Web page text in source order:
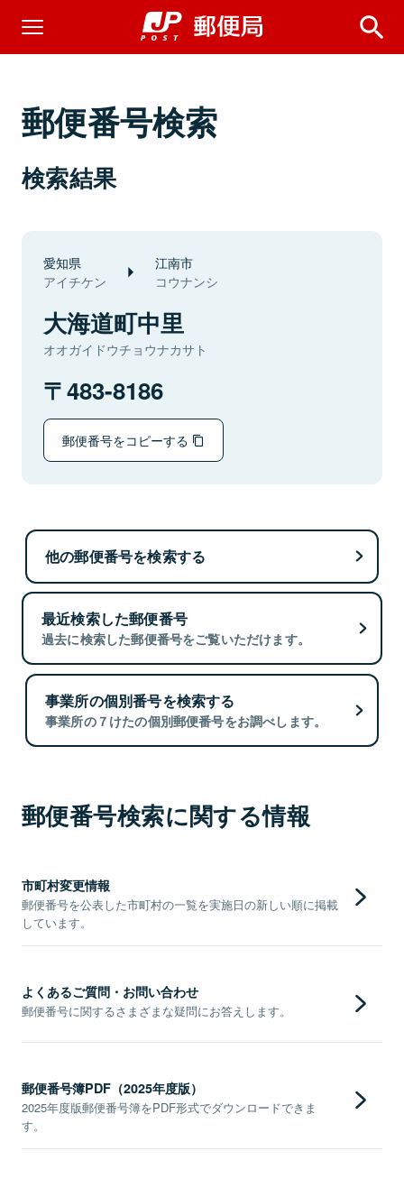
郵便番号検索
検索結果
愛知県
アイチケン
江南市
コウナンシ
大海道町中里
オオガイドウチョウナカサト
483-8186
郵便番号をコピーする
他の郵便番号を検索する
最近検索した郵便番号
過去に検索した郵便番号をご覧いただけます。
事業所の個別番号を検索する
事業所の７けたの個別郵便番号をお調べします。
郵便番号検索に関する情報
市町村変更情報
郵便番号を公表した市町村の一覧を実施日の新しい順に掲載
しています。
よくあるご質問・お問い合わせ
郵便番号に関するさまざまな疑問にお答えします。
郵便番号簿PDF（2025年度版）
2025年度版郵便番号簿をPDF形式でダウンロードできま
す。